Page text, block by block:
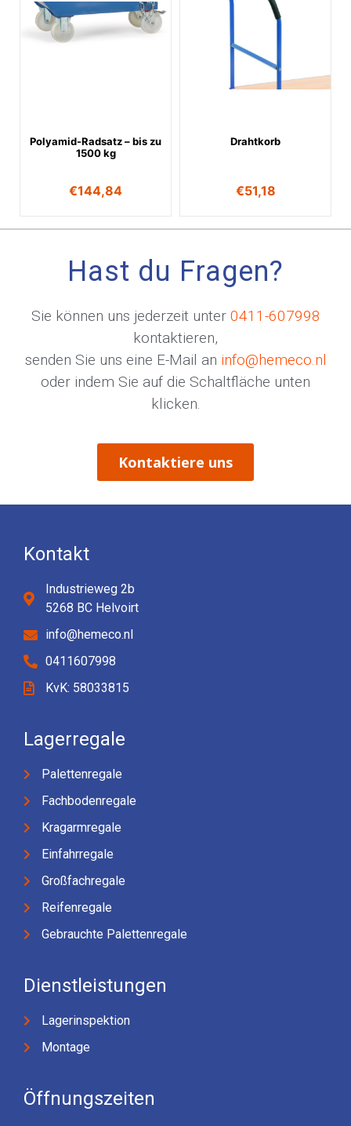
Polyamid-Radsatz – bis zu
1500 kg
€144,84
Drahtkorb
€51,18
Hast du Fragen?
Sie können uns jederzeit unter 0411-607998
kontaktieren,
senden Sie uns eine E-Mail an info@hemeco.nl
oder indem Sie auf die Schaltfläche unten
klicken.
Kontaktiere uns
Kontakt
Industrieweg 2b
5268 BC Helvoirt
info@hemeco.nl
0411607998
KvK: 58033815
Lagerregale
Palettenregale
Fachbodenregale
Kragarmregale
Einfahrregale
Großfachregale
Reifenregale
Gebrauchte Palettenregale
Dienstleistungen
Lagerinspektion
Montage
Öffnungszeiten